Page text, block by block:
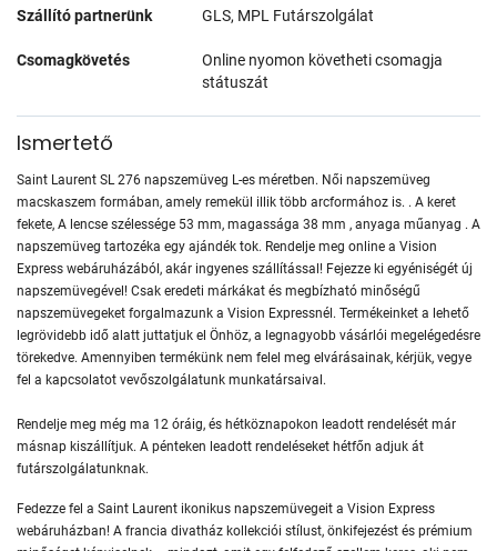
Szállító partnerünk GLS, MPL Futárszolgálat
Csomagkövetés
Online nyomon követheti csomagja
státuszát
Ismertető
Saint Laurent SL 276 napszemüveg L-es méretben. Női napszemüveg
macskaszem formában, amely remekül illik több arcformához is. . A keret
fekete, A lencse szélessége 53 mm, magassága 38 mm , anyaga műanyag . A
napszemüveg tartozéka egy ajándék tok. Rendelje meg online a Vision
Express webáruházából, akár ingyenes szállítással! Fejezze ki egyéniségét új
napszemüvegével! Csak eredeti márkákat és megbízható minőségű
napszemüvegeket forgalmazunk a Vision Expressnél. Termékeinket a lehető
legrövidebb idő alatt juttatjuk el Önhöz, a legnagyobb vásárlói megelégedésre
törekedve. Amennyiben termékünk nem felel meg elvárásainak, kérjük, vegye
fel a kapcsolatot vevőszolgálatunk munkatársaival.
Rendelje meg még ma 12 óráig, és hétköznapokon leadott rendelését már
másnap kiszállítjuk. A pénteken leadott rendeléseket hétfőn adjuk át
futárszolgálatunknak.
Fedezze fel a Saint Laurent ikonikus napszemüvegeit a Vision Express
webáruházban! A francia divatház kollekciói stílust, önkifejezést és prémium